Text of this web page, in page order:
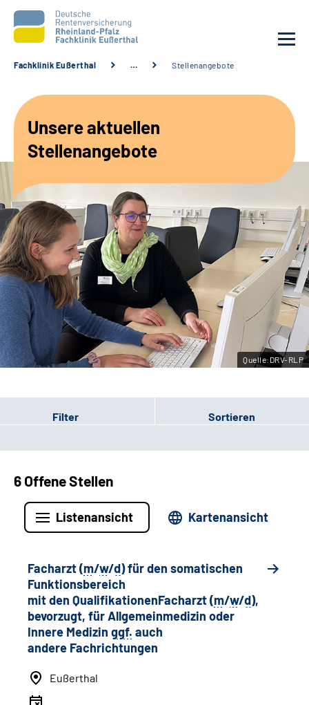
Unsere Angebote
Karriere
Beratungsstellen &
Zuweisende
Suche
Leichte Sprache
Gebärdensprache
Fachklinik Eußerthal … Stellenangebote
Unsere aktuellen
Stellenangebote
Quelle:DRV-RLP
Filter Sortieren
6 Offene Stellen
Listenansicht Kartenansicht
Facharzt (m/w/d) für den somatischen
Funktionsbereich
mit den QualifikationenFacharzt (m/w/d),
bevorzugt, für Allgemeinmedizin oder
Innere Medizin ggf. auch
andere Fachrichtungen
Eußerthal